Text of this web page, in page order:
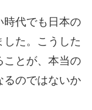
時代でも日本の
した。こうした
ことが、本当の
るのではないか